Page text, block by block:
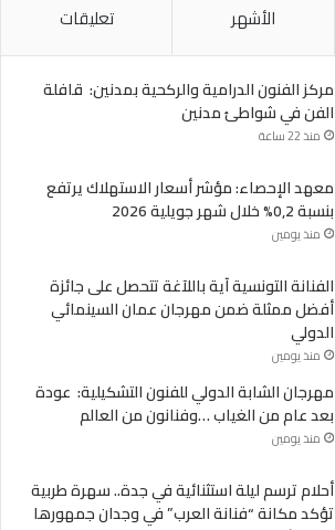
الأشهر تعليقات
مركز الفنون الدرامية والركحية بمدنين: قافلة
الفن في شواطئ مدنين
منذ 22 ساعة
معهد الإحصاء: مؤشر أسعار الاستهلاك يرتفع
بنسبة 0,2% خلال شهر جويلية 2026
منذ يومين
الفنانة التونسية آية باللآغة تتحصل على جائزة
أفضل ممثلة ضمن مهرجان عمان السينمائي
الدولي
منذ يومين
مهرجان الشابة الدولي للفنون التشكيلية: عودة
بعد عام من الغياب …وفنانون من العالم
منذ يومين
أحلام ترسم ليلة استثنائية في جدة.. سهرة طربية
تؤكد مكانة “فنانة العرب” في وجدان جمهورها